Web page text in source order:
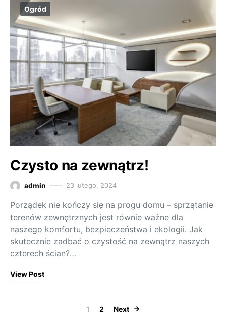
Ogród
Czysto na zewnątrz!
admin 23 lutego, 2024
Porządek nie kończy się na progu domu – sprzątanie
terenów zewnętrznych jest równie ważne dla
naszego komfortu, bezpieczeństwa i ekologii. Jak
skutecznie zadbać o czystość na zewnątrz naszych
czterech ścian?…
View Post
1 2 Next